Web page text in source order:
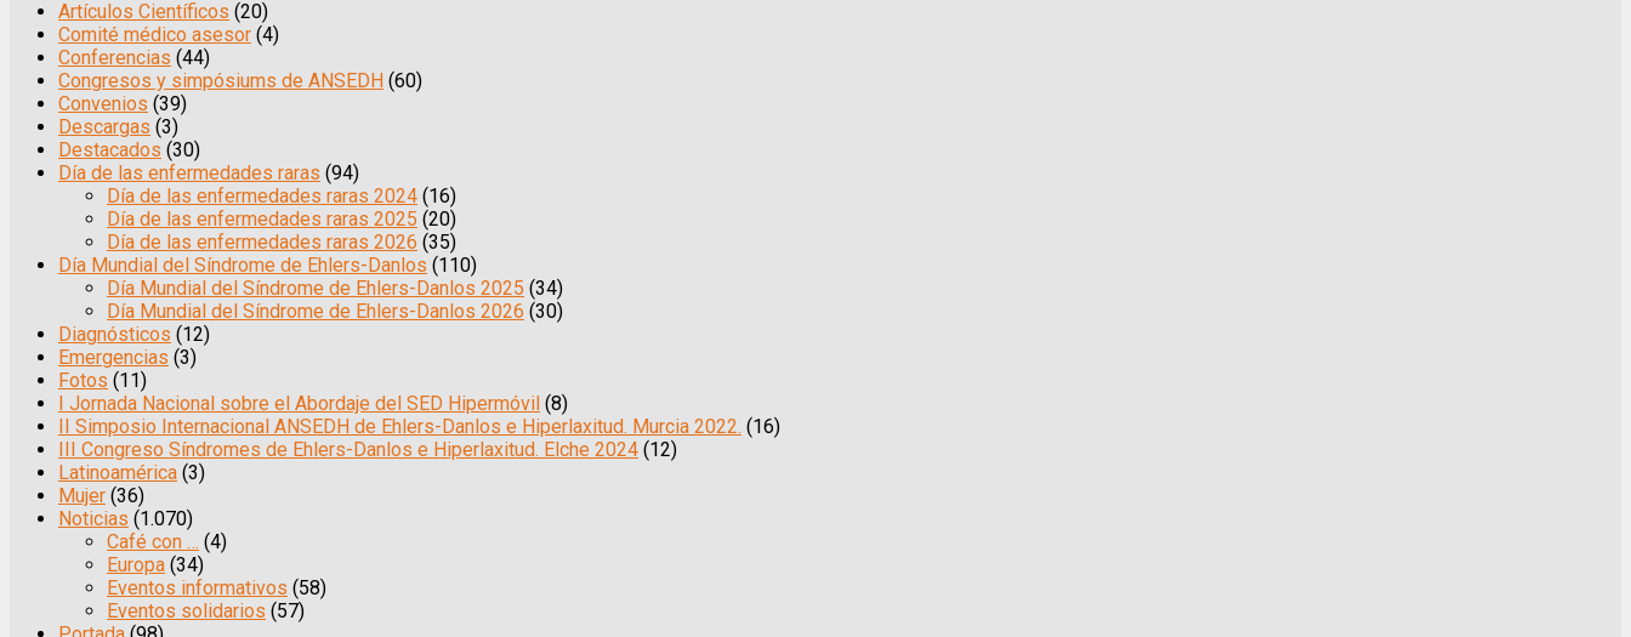
Artículos Científicos (20)
Comité médico asesor (4)
Conferencias (44)
Congresos y simpósiums de ANSEDH (60)
Convenios (39)
Descargas (3)
Destacados (30)
Día de las enfermedades raras (94)
Día de las enfermedades raras 2024 (16)
Día de las enfermedades raras 2025 (20)
Día de las enfermedades raras 2026 (35)
Día Mundial del Síndrome de Ehlers-Danlos (110)
Día Mundial del Síndrome de Ehlers-Danlos 2025 (34)
Día Mundial del Síndrome de Ehlers-Danlos 2026 (30)
Diagnósticos (12)
Emergencias (3)
Fotos (11)
I Jornada Nacional sobre el Abordaje del SED Hipermóvil (8)
II Simposio Internacional ANSEDH de Ehlers-Danlos e Hiperlaxitud. Murcia 2022. (16)
III Congreso Síndromes de Ehlers-Danlos e Hiperlaxitud. Elche 2024 (12)
Latinoamérica (3)
Mujer (36)
Noticias (1.070)
Café con … (4)
Europa (34)
Eventos informativos (58)
Eventos solidarios (57)